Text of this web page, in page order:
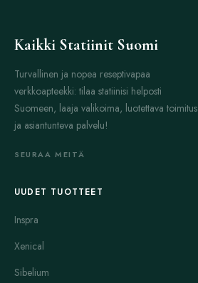
Kaikki Statiinit Suomi
Turvallinen ja nopea reseptivapaa
verkkoapteekki: tilaa statiinisi helposti
Suomeen, laaja valikoima, luotettava toimitus
ja asiantunteva palvelu!
SEURAA MEITÄ
UUDET TUOTTEET
Inspra
Xenical
Sibelium